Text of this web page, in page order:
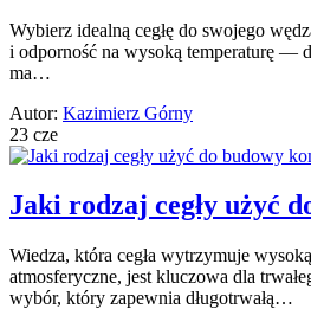
Wybierz idealną cegłę do swojego
i odporność na wysoką temperaturę —
ma…
Autor: Kazimierz Górny
23 cze
Jaki rodzaj cegły użyć
Wiedza, która cegła wytrzymuje
atmosferyczne, jest kluczowa dla
wybór, który zapewnia długotrwałą…